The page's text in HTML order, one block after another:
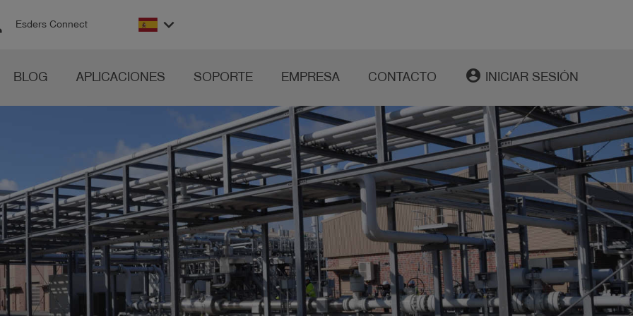
Esders Connect keyboard_arrow_down
BLOG APLICACIONES SOPORTE EMPRESA CONTACTO account_circle INICIAR SESIÓN